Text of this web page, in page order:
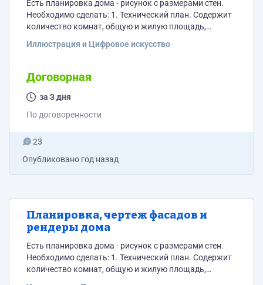
Есть планировка дома - рисунок с размерами стен.
Необходимо сделать: 1. Технический план. Содержит
количество комнат, общую и жилую площадь,
площадь должны быть вписаны внутри плана
помещения и разбивки по квадратным метрам. 2.
Визуальное изображение. План каждого этажа,
чертеж фасада с четырех сторон, рендеры не менее
двухэтажного дома...
Иллюстрация и Цифровое искусство
Договорная
за 3 дня
По договоренности
23
Опубликовано год назад
Планировка, чертеж фасадов и
рендеры дома
Есть планировка дома - рисунок с размерами стен.
Необходимо сделать: 1. Технический план. Содержит
количество комнат, общую и жилую площадь,